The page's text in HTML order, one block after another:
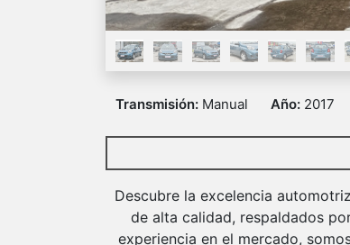
Transmisión: Manual Año: 2017
Descubre la excelencia
de alta calidad, respaldados
experiencia en el mercado,